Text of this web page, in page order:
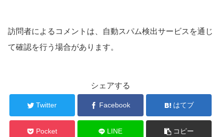
訪問者によるコメントは、自動スパム検出サービスを通じ
て確認を行う場合があります。
シェアする
Twitter Facebook はてブ
Pocket LINE コピー